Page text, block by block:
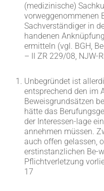
(medizinische)
vorweggenommenen
Sachverständiger in
handenen
ermitteln (vgl. BGH,
– II ZR 229/08, NJW-
Unbegründet ist
entsprechend den im
Beweisgrundsätzen
hätte das
der Interessen-lage
annehmen müssen.
auch offen gelassen,
erstinstanzlichen Be-
Pflichtverletzung
17